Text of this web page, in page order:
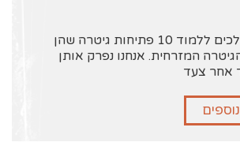
בקורס אנחנו הולכים ללמוד 10 פתיחות גיטרה שהן
המזרחית. אנחנו נפרק אותן
אחר צעד